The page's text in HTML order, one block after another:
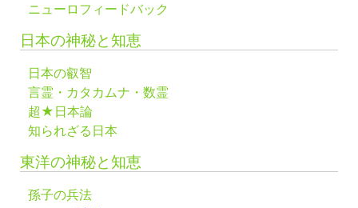
ニューロフィードバック
日本の神秘と知恵
日本の叡智
言霊・カタカムナ・数霊
超★日本論
知られざる日本
東洋の神秘と知恵
孫子の兵法